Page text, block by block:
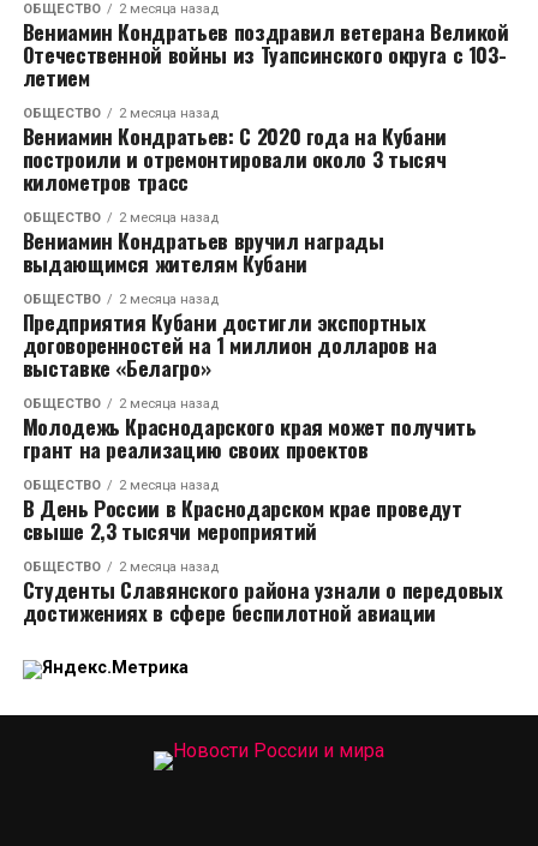
ОБЩЕСТВО 2 месяца назад
Вениамин Кондратьев поздравил ветерана Великой
Отечественной войны из Туапсинского округа с 103-
летием
ОБЩЕСТВО 2 месяца назад
Вениамин Кондратьев: С 2020 года на Кубани
построили и отремонтировали около 3 тысяч
километров трасс
ОБЩЕСТВО 2 месяца назад
Вениамин Кондратьев вручил награды
выдающимся жителям Кубани
ОБЩЕСТВО 2 месяца назад
Предприятия Кубани достигли экспортных
договоренностей на 1 миллион долларов на
выставке «Белагро»
ОБЩЕСТВО 2 месяца назад
Молодежь Краснодарского края может получить
грант на реализацию своих проектов
ОБЩЕСТВО 2 месяца назад
В День России в Краснодарском крае проведут
свыше 2,3 тысячи мероприятий
ОБЩЕСТВО 2 месяца назад
Студенты Славянского района узнали о передовых
достижениях в сфере беспилотной авиации